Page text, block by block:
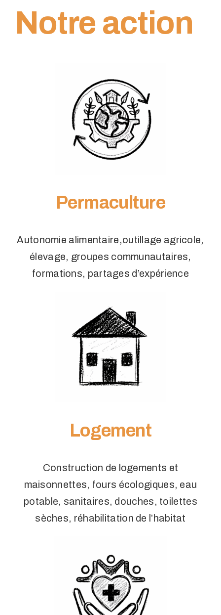
Notre action
Permaculture
Autonomie alimentaire,outillage agricole,
élevage, groupes communautaires,
formations, partages d’expérience
Logement
Construction de logements et
maisonnettes, fours écologiques, eau
potable, sanitaires, douches, toilettes
sèches, réhabilitation de l’habitat